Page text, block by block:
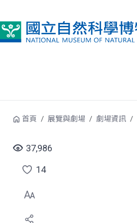
首頁 展覽與劇場 劇場資訊
37,986
點
選
喜
14